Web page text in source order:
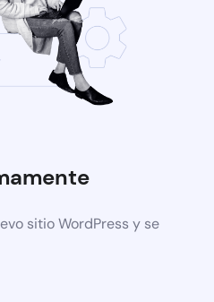
sitio WordPress y se